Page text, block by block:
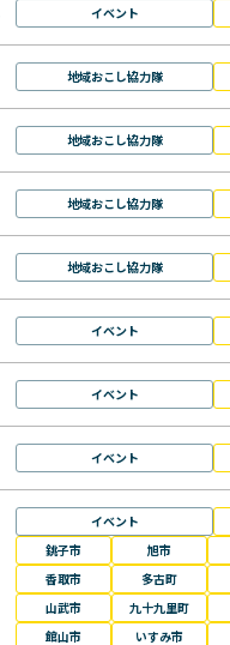
イベント
地域おこし協力隊
地域おこし協力隊
地域おこし協力隊
地域おこし協力隊
イベント
イベント
イベント
イベント
銚子市
旭市
香取市
多古町
山武市
九十九里町
館山市
いすみ市